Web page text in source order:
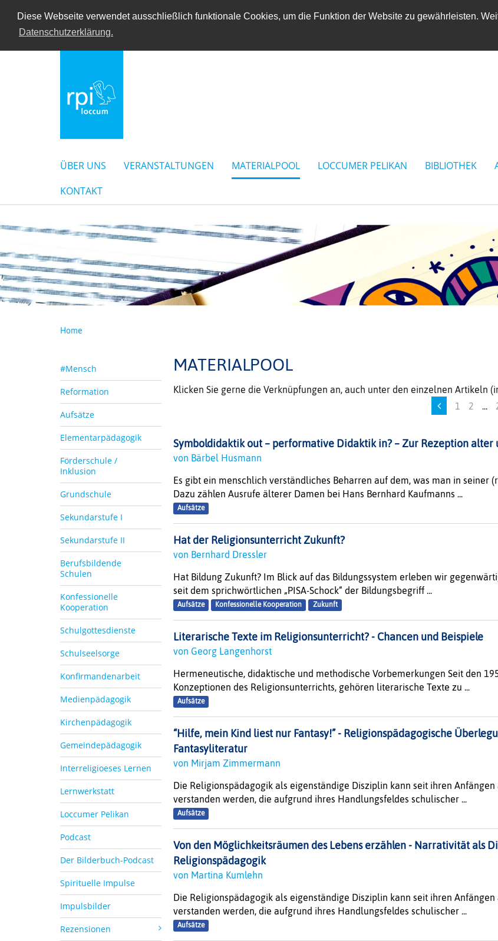
Diese Webseite verwendet ausschließlich funktionale Cookies, um die Funktion der Website zu gewährleisten.
Datenschutzerklärung.
ÜBER UNS VERANSTALTUNGEN MATERIALPOOL LOCCUMER PELIKAN BIBLIOTHEK
KONTAKT
Home
#Mensch
Reformation
Aufsätze
Elementarpädagogik
Förderschule /
Inklusion
Grundschule
Sekundarstufe I
Sekundarstufe II
Berufsbildende
Schulen
Konfessionelle
Kooperation
Schulgottesdienste
Schulseelsorge
Konfirmandenarbeit
Medienpädagogik
Kirchenpädagogik
Gemeindepädagogik
Interreligioeses Lernen
Lernwerkstatt
Loccumer Pelikan
Podcast
Der Bilderbuch-Podcast
Spirituelle Impulse
Impulsbilder
Rezensionen
MATERIALPOOL
Klicken Sie gerne die Verknüpfungen an, auch unter den einzelnen Artikeln
1
2 ...
Symboldidaktik out – performative Didaktik in? – Zur Rezeption alter
von Bärbel Husmann
Es gibt ein menschlich verständliches Beharren auf dem, was man in seiner
Dazu zählen Ausrufe älterer Damen bei Hans Bernhard Kaufmanns ...
Aufsätze
Hat der Religionsunterricht Zukunft?
von Bernhard Dressler
Hat Bildung Zukunft? Im Blick auf das Bildungssystem erleben wir
seit dem sprichwörtlichen „PISA-Schock“ der Bildungsbegriff ...
Aufsätze Konfessionelle Kooperation Zukunft
Literarische Texte im Religionsunterricht? - Chancen und Beispiele
von Georg Langenhorst
Hermeneutische, didaktische und methodische Vorbemerkungen Seit den
Konzeptionen des Religionsunterrichts, gehören literarische Texte zu ...
Aufsätze
“Hilfe, mein Kind liest nur Fantasy!” - Religionspädagogische
Fantasyliteratur
von Mirjam Zimmermann
Die Religionspädagogik als eigenständige Disziplin kann seit ihren
verstanden werden, die aufgrund ihres Handlungsfeldes schulischer ...
Aufsätze
Von den Möglichkeitsräumen des Lebens erzählen - Narrativität als
Religionspädagogik
von Martina Kumlehn
Die Religionspädagogik als eigenständige Disziplin kann seit ihren
verstanden werden, die aufgrund ihres Handlungsfeldes schulischer ...
Aufsätze